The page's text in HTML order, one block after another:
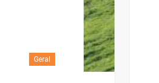
Geral